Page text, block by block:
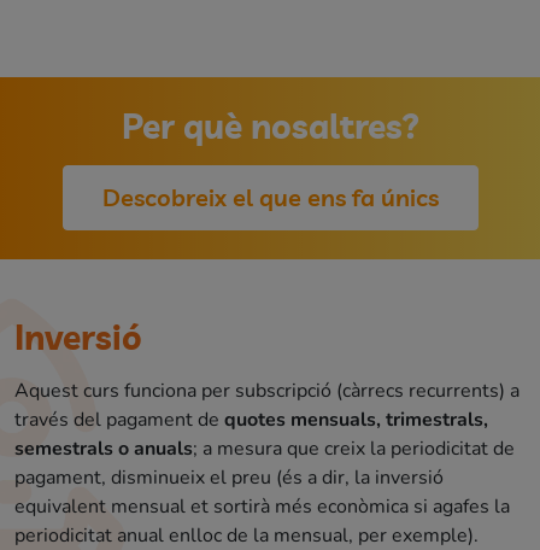
Per què nosaltres?
Descobreix el que ens fa únics
Inversió
Aquest curs funciona per subscripció (càrrecs recurrents) a
través del pagament de quotes mensuals, trimestrals,
semestrals o anuals; a mesura que creix la periodicitat de
pagament, disminueix el preu (és a dir, la inversió
equivalent mensual et sortirà més econòmica si agafes la
periodicitat anual enlloc de la mensual, per exemple).